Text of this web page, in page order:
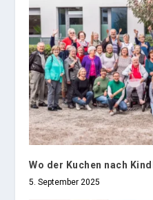
Wo der Kuchen nach
5. September 2025